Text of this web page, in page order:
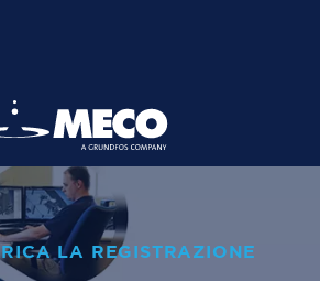
LA REGISTRAZIONE